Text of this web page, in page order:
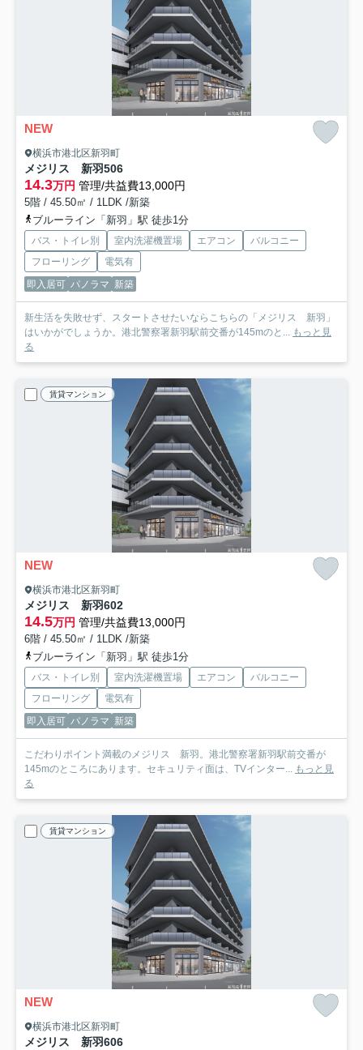
NEW
横浜市港北区新羽町
メジリス 新羽506
14.3万円 管理/共益費13,000円
5階 / 45.50㎡ / 1LDK /新築
ブルーライン「新羽」駅 徒歩1分
バス・トイレ別 室内洗濯機置場 エアコン
バルコニー
フローリング
電気有
即入居可 パノラマ 新築
新生活を失敗せず、スタートさせたいならこちらの「メジリス 新羽」
はいかがでしょうか。港北警察署新羽駅前交番が145mのと... もっと見
る
賃貸マンション
NEW
横浜市港北区新羽町
メジリス 新羽602
14.5万円 管理/共益費13,000円
6階 / 45.50㎡ / 1LDK /新築
ブルーライン「新羽」駅 徒歩1分
バス・トイレ別 室内洗濯機置場 エアコン
バルコニー
フローリング
電気有
即入居可 パノラマ 新築
こだわりポイント満載のメジリス 新羽。港北警察署新羽駅前交番が
145mのところにあります。セキュリティ面は、TVインター... もっと見
る
賃貸マンション
NEW
横浜市港北区新羽町
メジリス 新羽606